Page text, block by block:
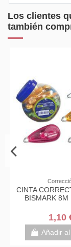
Los clientes
también
CINTA
BISMARK 8M
1,10 €
Añadir al